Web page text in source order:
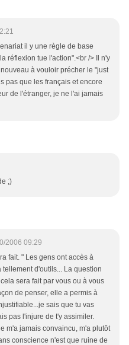
il y une règle de base
réflexion tue l'action".<br /> Il n'y
à vouloir précher le "just
pas que les français et encore
de l'étranger, je ne l'ai jamais
;)
2006 09:29
fait. " Les gens ont accès à
d'outils... La question
sera fait par vous ou à vous
de penser, elle a permis à
sais que tu vas
pas l'injure de t'y assimiler.
m'a jamais convaincu, m'a plutôt
conscience n'est que ruine de